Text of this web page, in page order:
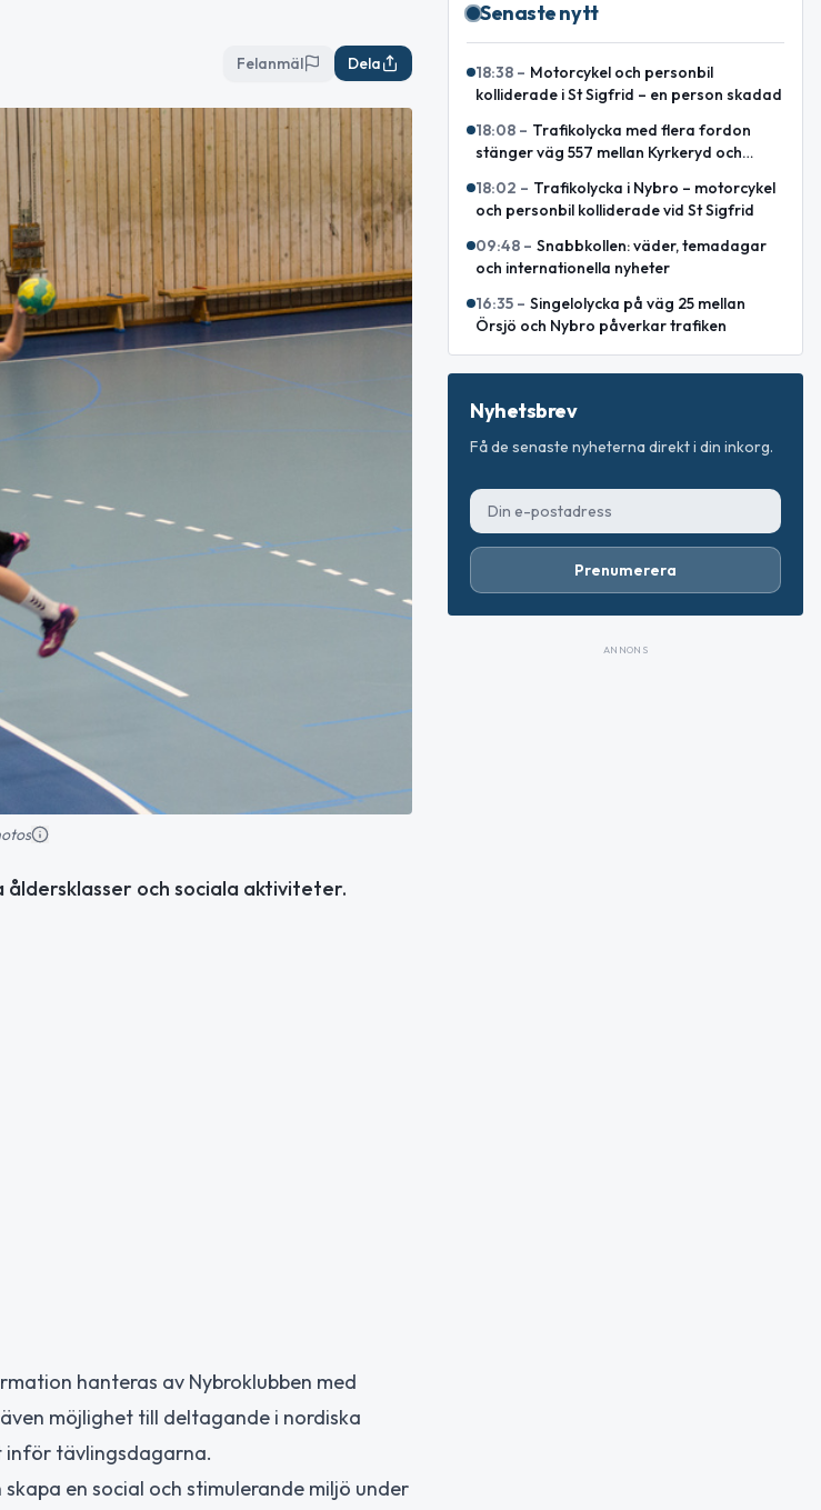
Felanmäl Dela
och sociala aktiviteter.
hanteras av Nybroklubben med
möjlighet till deltagande i nordiska
inför tävlingsdagarna.
en social och stimulerande miljö under
Senaste nytt
18:38 – Motorcykel och personbil
kolliderade i St Sigfrid – en person skadad
18:08 – Trafikolycka med flera fordon
stänger väg 557 mellan Kyrkeryd och
18:02 – Trafikolycka i Nybro – motorcykel
och personbil kolliderade vid St Sigfrid
09:48 – Snabbkollen: väder, temadagar
och internationella nyheter
16:35 – Singelolycka på väg 25 mellan
Örsjö och Nybro påverkar trafiken
Nyhetsbrev
Få de senaste nyheterna direkt i din inkorg.
Prenumerera
ANNONS